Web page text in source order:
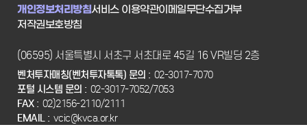
개인정보처리방침서비스 이용약관이메일무단수집거부
저작권보호방침
(06595) 서울특별시 서초구 서초대로 45길 16 VR빌딩 2층
벤처투자매칭(벤처투자톡톡) 문의 : 02-3017-7070
포털 시스템 문의 : 02-3017-7052/7053
FAX : 02)2156-2110/2111
EMAIL : vcic@kvca.or.kr